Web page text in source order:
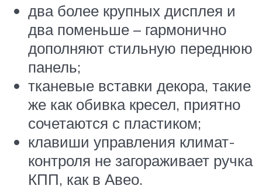
два более крупных дисплея и
два поменьше – гармонично
дополняют стильную переднюю
панель;
тканевые вставки декора, такие
же как обивка кресел, приятно
сочетаются с пластиком;
клавиши управления климат-
контроля не загораживает ручка
КПП, как в Авео.